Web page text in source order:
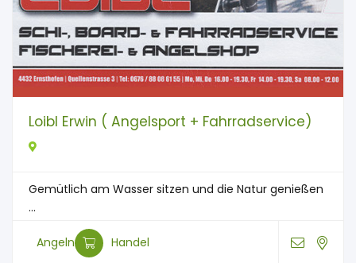
Loibl Erwin ( Angelsport + Fahrradservice)
Gemütlich am Wasser sitzen und die Natur genießen
...
Angeln Handel